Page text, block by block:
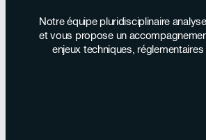
Notre équipe pluridisciplinaire
et vous propose un
enjeux techniques, réglementaires